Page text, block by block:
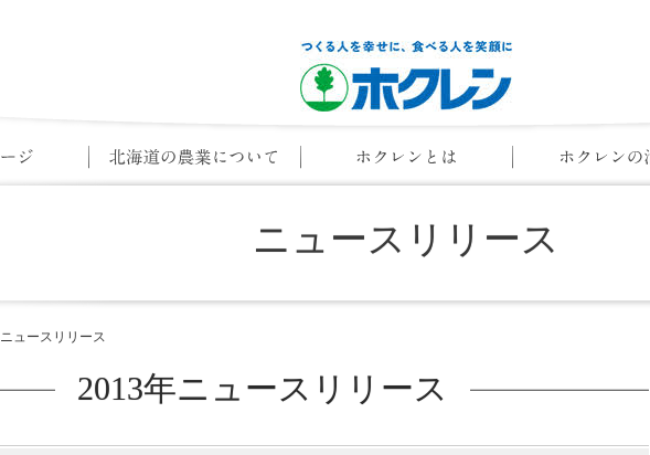
ニュースリリース
ニュースリリース
2013年ニュースリリース